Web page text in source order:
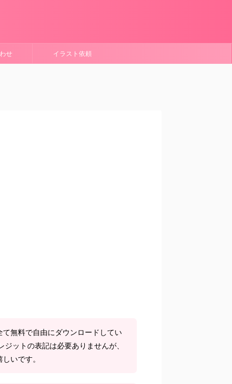
せ イラスト依頼
無料で自由にダウンロードしてい
ットの表記は必要ありませんが、
いです。